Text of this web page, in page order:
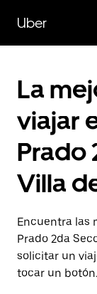
contenido
principal
Uber
La
viajar
Prado
Villa
Encuentra las
Prado 2da
solicitar un
tocar un botón.